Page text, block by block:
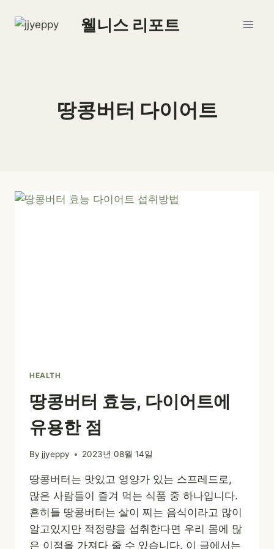
웰니스 리포트
땅콩버터 다이어트
HEALTH
땅콩버터 효능, 다이어트에
유용한 점
By jjyeppy 2023년 08월 14일
땅콩버터는 맛있고 영양가 있는 스프레드로,
많은 사람들이 즐겨 먹는 식품 중 하나입니다.
흔히들 땅콩버터는 살이 찌는 음식이라고 많이
알고있지만 적정량을 섭취한다면 우리 몸에 많
은 이점을 가져다 줄 수 있습니다. 이 글에서는